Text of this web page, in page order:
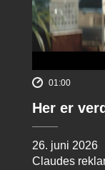
01:00
Her er
26. juni 2026
Claudes